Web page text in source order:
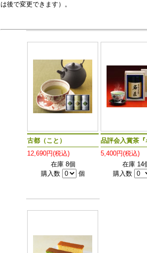
は後で変更できます）。
古都（こと）
12,690円(税込)
在庫 8個
購入数
個
品評会入賞茶『
5,400円(税込)
在庫 14
購入数